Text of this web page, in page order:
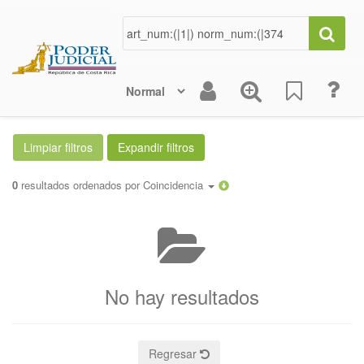
0 resultados ordenados por Coincidencia
No hay resultados
Regresar